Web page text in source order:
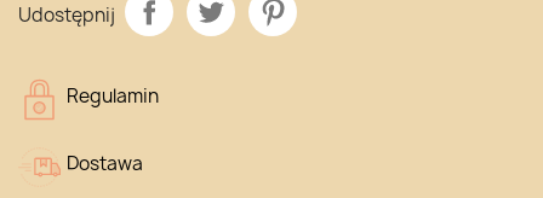
Udostępnij
Regulamin
Dostawa